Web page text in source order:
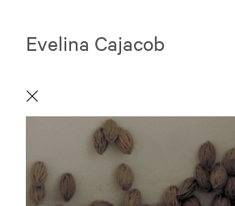
Evelina Cajacob